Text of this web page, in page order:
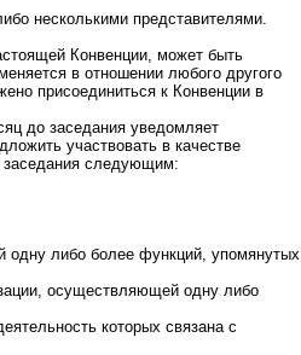
несколькими представителями.
Конвенции, может быть
в отношении любого другого
присоединиться к Конвенции в
до заседания уведомляет
участвовать в качестве
заседания следующим:
одну либо более функций, упомянутых
осуществляющей одну либо
которых связана с